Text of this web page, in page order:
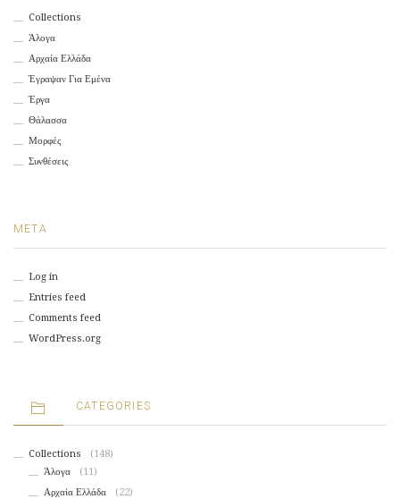
Collections
Άλογα
Αρχαία Ελλάδα
Έγραψαν Για Εμένα
Έργα
Θάλασσα
Μορφές
Συνθέσεις
META
Log in
Entries feed
Comments feed
WordPress.org
CATEGORIES
Collections
(148)
Άλογα
(11)
Αρχαία Ελλάδα
(22)